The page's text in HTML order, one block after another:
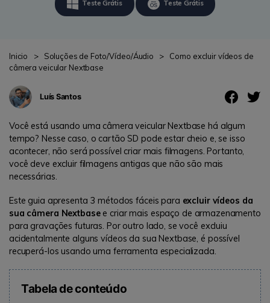
Recoverit Grátis
Recupere dados perdidos/excluídos gratuitamente
Outros Produtos
Repairit - Reparar Dados
UBackit - Backup de Dados
ENCONTRAR MAIS SOLUÇÕES
Teste Grátis Teste Grátis
Inicio > Soluções de Foto/Vídeo/Áudio >
Como excluir vídeos de
câmera veicular Nextbase
Luís Santos
Você está usando uma câmera veicular Nextbase há algum
tempo? Nesse caso, o cartão SD pode estar cheio e, se isso
acontecer, não será possível criar mais filmagens. Portanto,
você deve excluir filmagens antigas que não são mais
necessárias.
Este guia apresenta 3 métodos fáceis para excluir vídeos da
sua câmera Nextbasee criar mais espaço de armazenamento
para gravações futuras. Por outro lado, se você excluiu
acidentalmente alguns vídeos da sua Nextbase, é possível
recuperá-los usando uma ferramenta especializada.
Tabela de conteúdo